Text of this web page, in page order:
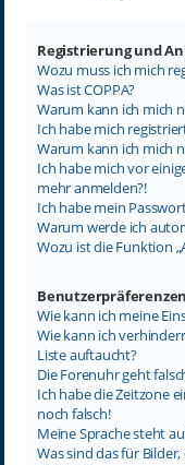
Registrierung und
Wozu muss ich mich
Was ist COPPA?
Warum kann ich mich
Ich habe mich
Warum kann ich mich
Ich habe mich vor
mehr anmelden?!
Ich habe mein
Warum werde ich
Wozu ist die Funktion
Wie kann ich meine
Wie kann ich
Liste auftaucht?
Die Forenuhr geht
Ich habe die Zeitzone
noch falsch!
Meine Sprache steht
Was sind das für